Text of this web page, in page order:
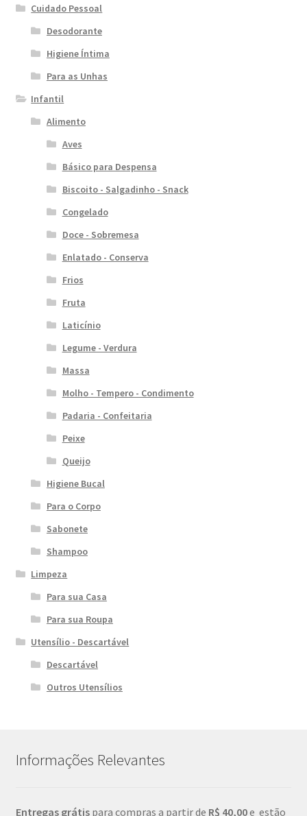
Cuidado Pessoal
Desodorante
Higiene Íntima
Para as Unhas
Infantil
Alimento
Aves
Básico para Despensa
Biscoito - Salgadinho - Snack
Congelado
Doce - Sobremesa
Enlatado - Conserva
Frios
Fruta
Laticínio
Legume - Verdura
Massa
Molho - Tempero - Condimento
Padaria - Confeitaria
Peixe
Queijo
Higiene Bucal
Para o Corpo
Sabonete
Shampoo
Limpeza
Para sua Casa
Para sua Roupa
Utensílio - Descartável
Descartável
Outros Utensílios
Informações Relevantes
Entregas grátis para compras a partir de R$ 40,00e estão